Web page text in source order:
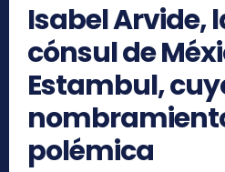
Isabel Arvide,
cónsul de
Estambul,
polémica